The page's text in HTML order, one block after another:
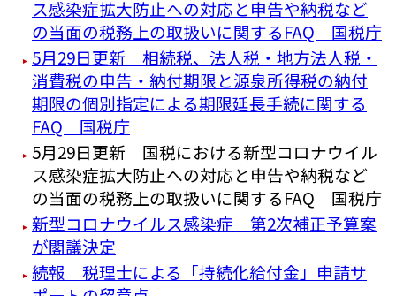
ス感染症拡大防止への対応と申告や納税など
の当面の税務上の取扱いに関するFAQ 国税庁
5月29日更新 相続税、法人税・地方法人税・
消費税の申告・納付期限と源泉所得税の納付
期限の個別指定による期限延長手続に関する
FAQ 国税庁
5月29日更新 国税における新型コロナウイル
ス感染症拡大防止への対応と申告や納税など
の当面の税務上の取扱いに関するFAQ 国税庁
新型コロナウイルス感染症 第2次補正予算案
が閣議決定
続報 税理士による「持続化給付金」申請サ